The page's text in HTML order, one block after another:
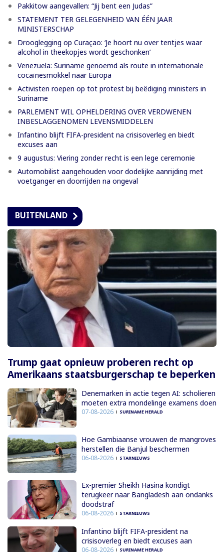
Pakkitow aangevallen: “Jij bent een Judas”
STATEMENT TER GELEGENHEID VAN ÉÉN JAAR
MINISTERSCHAP
Drooglegging op Curaçao: ‘Je hoort nu over tentjes waar
alcohol in theekopjes wordt geschonken’
Venezuela: Suriname genoemd als route in internationale
cocaïnesmokkel naar Europa
Activisten roepen op tot protest bij beëdiging ministers in
Suriname
PARLEMENT WIL OPHELDERING OVER VERDWENEN
INBESLAGGENOMEN LEVENSMIDDELEN
Infantino blijft FIFA-president na crisisoverleg en biedt
excuses aan
9 augustus: Viering zonder recht is een lege ceremonie
Automobilist aangehouden voor dodelijke aanrijding met
voetganger en doorrijden na ongeval
BUITENLAND
Trump gaat opnieuw proberen recht op
Amerikaans staatsburgerschap te beperken
Denemarken in actie tegen AI: scholieren
moeten extra mondelinge examens doen
07-08-2026 SURINAME HERALD
Hoe Gambiaanse vrouwen de mangroves
herstellen die Banjul beschermen
06-08-2026 STARNIEUWS
Ex-premier Sheikh Hasina kondigt
terugkeer naar Bangladesh aan ondanks
doodstraf
06-08-2026 STARNIEUWS
Infantino blijft FIFA-president na
crisisoverleg en biedt excuses aan
06-08-2026 SURINAME HERALD